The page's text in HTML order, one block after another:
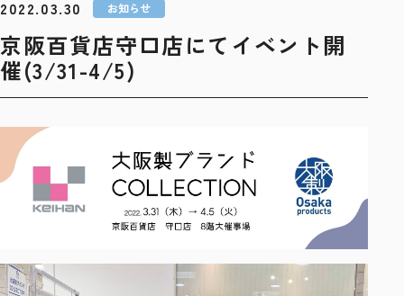
2022.03.30 お知らせ
京阪百貨店守口店にてイベント開
催(3/31-4/5)